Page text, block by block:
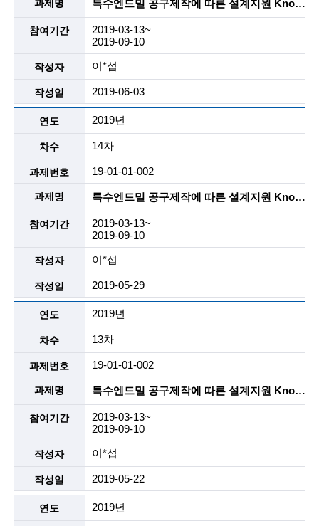
c
h
n
o
l
o
g
y
)
특수엔드밀 공구제작에 따른 설계지원 Know-How 개발 및 이를 해외업체에 기술 소개용 자료작성 및 특장점을 활용한 Sales Engineering 자료 작성지원
2019-03-13~
2019-09-10
이*섭
2019-06-03
2019년
14차
19-01-01-002
특수엔드밀 공구제작에 따른 설계지원 Know-How 개발 및 이를 해외업체에 기술 소개용 자료작성 및 특장점을 활용한 Sales Engineering 자료 작성지원
2019-03-13~
2019-09-10
이*섭
2019-05-29
2019년
13차
19-01-01-002
특수엔드밀 공구제작에 따른 설계지원 Know-How 개발 및 이를 해외업체에 기술 소개용 자료작성 및 특장점을 활용한 Sales Engineering 자료 작성지원
2019-03-13~
2019-09-10
이*섭
2019-05-22
2019년